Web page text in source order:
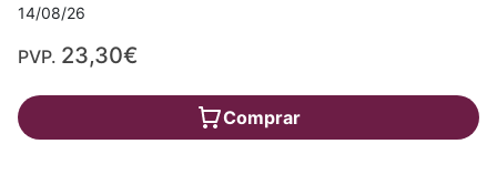
14/08/26
PVP. 23,30€
Comprar